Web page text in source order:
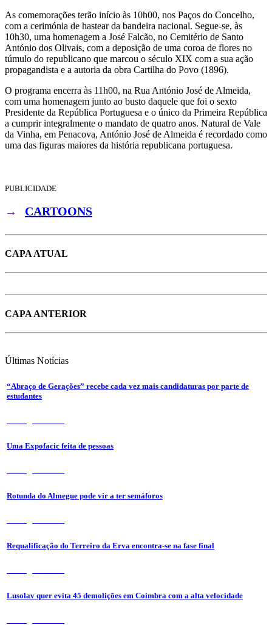
As comemorações terão início às 10h00, nos Paços do Concelho,
com a cerimónia de hastear da bandeira nacional. Segue-se, às
10h30, uma homenagem a José Falcão, no Cemitério de Santo
António dos Olivais, com a deposição de uma coroa de flores no
túmulo do republicano que marcou o século XIX com a sua ação
propagandista e a autoria da obra Cartilha do Povo (1896).
O programa encerra às 11h00, na Rua António José de Almeida,
com uma homenagem junto ao busto daquele que foi o sexto
Presidente da República Portuguesa e o único da Primeira República
a cumprir integralmente o mandato de quatro anos. Natural de Vale
da Vinha, em Penacova, António José de Almeida é recordado como
uma das figuras maiores da história republicana portuguesa.
PUBLICIDADE
→ CARTOONS
CAPA ATUAL
CAPA ANTERIOR
Últimas Notícias
“Abraço de Gerações” recebe cada vez mais candidaturas por parte de
estudantes
Uma Expofacic feita de pessoas
Rotunda do Almegue pode vir a ter semáforos
Requalificação do Terreiro da Erva encontra-se na fase final
Lusolav quer evita 45 demolições em Coimbra com a alta velocidade